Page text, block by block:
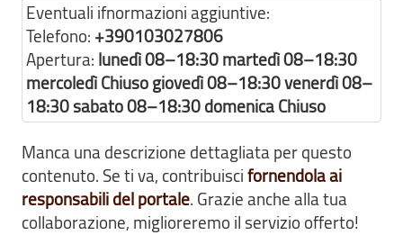
Eventuali ifnormazioni aggiuntive:
Telefono: +390103027806
Apertura: lunedì 08–18:30 martedì 08–18:30
mercoledì Chiuso giovedì 08–18:30 venerdì 08–
18:30 sabato 08–18:30 domenica Chiuso
Manca una descrizione dettagliata per questo
contenuto. Se ti va, contribuiscifornendola ai
responsabili del portale. Grazie anche alla tua
collaborazione, miglioreremo il servizio offerto!